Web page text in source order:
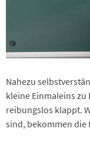
Nahezu
kleine Einmaleins
reibungslos klappt.
sind, bekommen